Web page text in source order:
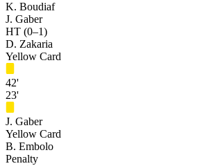
K. Boudiaf
J. Gaber
HT (0–1)
D. Zakaria
Yellow Card
42'
23'
J. Gaber
Yellow Card
B. Embolo
Penalty